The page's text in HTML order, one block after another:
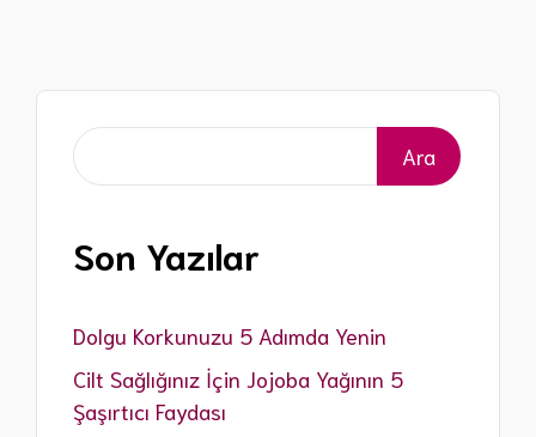
Ara Ara
Son Yazılar
Dolgu Korkunuzu 5 Adımda Yenin
Cilt Sağlığınız İçin Jojoba Yağının 5
Şaşırtıcı Faydası